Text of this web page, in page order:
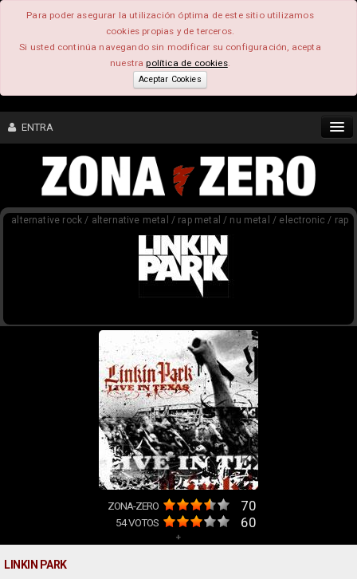
Para poder asegurar la utilización óptima de este sitio utilizamos
cookies propias y de terceros.
Si usted continúa navegando sin modificar su configuración, acepta
nuestrapolítica de cookies.
Aceptar Cookies
ENTRA
CONTENIDO
alternative rock / alternative metal / rap metal / nu metal / electronic / rap
ZONA-ZERO 70
54VOTOS 60
+
LINKIN PARK